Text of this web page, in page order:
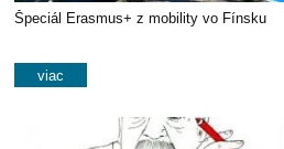
Špeciál Erasmus+ z mobility vo Fínsku
viac